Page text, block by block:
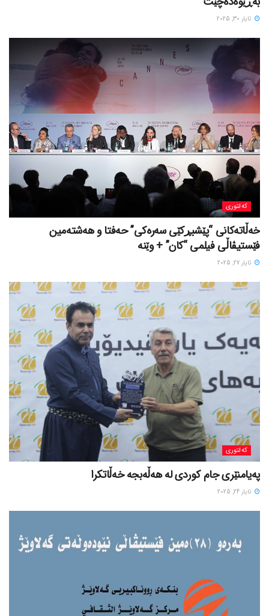
ئایار 30, 2025
کەلتوری
خه‌ڵاته‌کانی “پێشبڕکێی سه‌ره‌کی” حه‌فتا و هه‌شته‌مین
فێستیڤاڵی فیلمی “کان” + وێنە
ئایار 27, 2025
کەلتوری
پەیامنێری جام کوردی لە ھەڵەبجە خەڵاتکرا
ئایار 24, 2025